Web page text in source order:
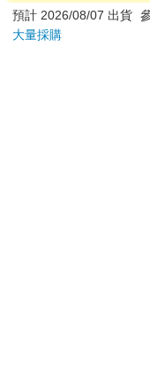
退換貨須知：
**提醒您，鑑賞期不等
預計 2026/08/07 出貨
大量採購